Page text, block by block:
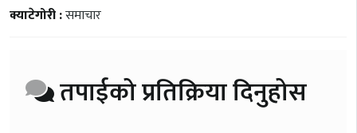
क्याटेगोरी :समाचार
तपाईको प्रतिक्रिया दिनुहोस